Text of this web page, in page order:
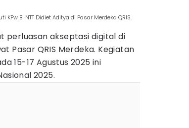
BI NTT Didiet Aditya di Pasar Merdeka QRIS.
perluasan akseptasi digital di
Pasar QRIS Merdeka. Kegiatan
15-17 Agustus 2025 ini
2025.